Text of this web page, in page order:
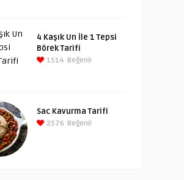
4 Kaşık Un İle 1 Tepsi
Börek Tarifi
1514 Beğeni!
Sac Kavurma Tarifi
2576 Beğeni!